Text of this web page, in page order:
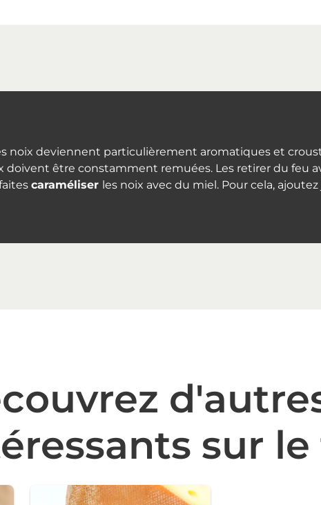
noix deviennent particulièrement aromatiques et
doivent être constamment remuées. Les retirer du feu
caraméliser les noix avec du miel. Pour cela,
sur